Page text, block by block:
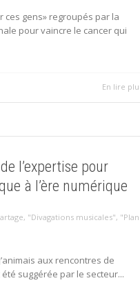
ces gens» regroupés par la
pour vaincre le cancer qui
En lire
l’expertise pour
à l’ère numérique
, "Divagations musicales", "Plan
aux rencontres de
été suggérée par le secteur...